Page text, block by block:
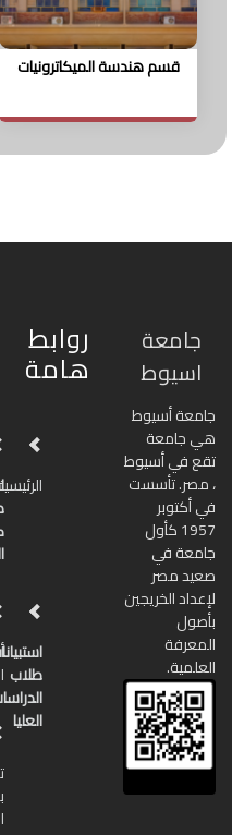
قسم هندسة الميكاترونيات
جامعة
اسيوط
جامعة أسيوط
هي جامعة
تقع في أسيوط
، مصر. تأسست
في أكتوبر
1957 كأول
جامعة في
صعيد مصر
لإعداد الخريجين
بأصول
المعرفة
العلمية.
روابط
هامة
طلاب
العليا